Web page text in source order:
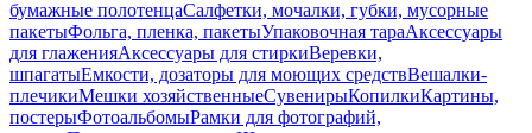
бумажные полотенцаСалфетки, мочалки, губки, мусорные
пакетыФольга, пленка, пакетыУпаковочная тараАксессуары
для глаженияАксессуары для стиркиВеревки,
шпагатыЕмкости, дозаторы для моющих средствВешалки-
плечикиМешки хозяйственныеСувенирыКопилкиКартины,
постерыФотоальбомыРамки для фотографий,